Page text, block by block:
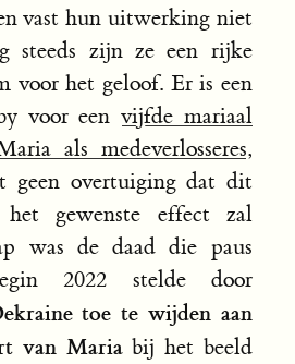
vast hun uitwerking niet
steeds zijn ze een rijke
voor het geloof. Er is een
voor eenvijfde mariaal
als medeverlosseres,
geen overtuiging dat dit
het gewenste effect zal
was de daad die paus
2022 stelde door
toe te wijden aan
van Mariabij het beeld